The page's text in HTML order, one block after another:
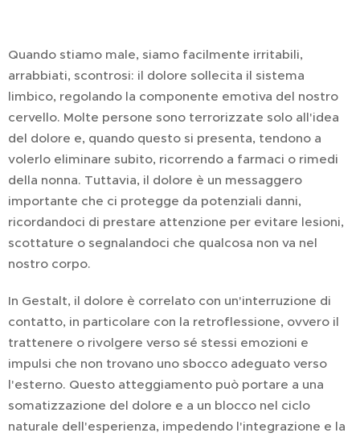
Quando stiamo male, siamo facilmente irritabili,
arrabbiati, scontrosi: il dolore sollecita il sistema
limbico, regolando la componente emotiva del nostro
cervello. Molte persone sono terrorizzate solo all'idea
del dolore e, quando questo si presenta, tendono a
volerlo eliminare subito, ricorrendo a farmaci o rimedi
della nonna. Tuttavia, il dolore è un messaggero
importante che ci protegge da potenziali danni,
ricordandoci di prestare attenzione per evitare lesioni,
scottature o segnalandoci che qualcosa non va nel
nostro corpo.
In Gestalt, il dolore è correlato con un'interruzione di
contatto, in particolare con la retroflessione, ovvero il
trattenere o rivolgere verso sé stessi emozioni e
impulsi che non trovano uno sbocco adeguato verso
l'esterno. Questo atteggiamento può portare a una
somatizzazione del dolore e a un blocco nel ciclo
naturale dell'esperienza, impedendo l'integrazione e la